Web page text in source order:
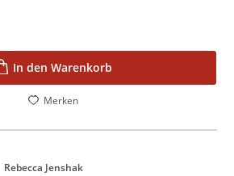
In den Warenkorb
Merken
Rebecca Jenshak